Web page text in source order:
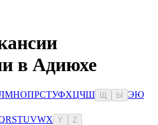
в Адиюхе
МНОПРСТУФХЦЧШ Ы ЭЮ
RSTUVWX Y Z